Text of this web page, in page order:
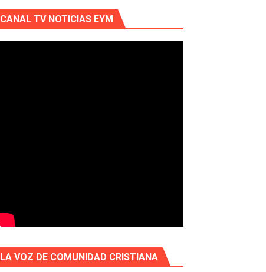
CANAL TV NOTICIAS EYM
LA VOZ DE COMUNIDAD CRISTIANA